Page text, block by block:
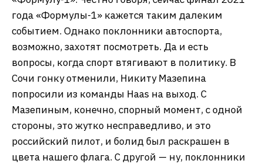
года «Формулы-1» кажется таким далеким
событием. Однако поклонники автоспорта,
возможно, захотят посмотреть. Да и есть
вопросы, когда спорт втягивают в политику. В
Сочи гонку отменили, Никиту Мазепина
попросили из команды Haas на выход. С
Мазепиным, конечно, спорный момент, с одной
стороны, это жутко несправедливо, и это
российский пилот, и болид был раскрашен в
цвета нашего флага. С другой — ну, поклонники